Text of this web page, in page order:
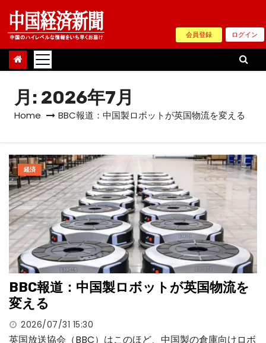
Skip
content
会員登録 ログイン
月: 2026年7月
Home BBC報道：中国製ロボットが英国物流を変える
経済
BBC報道：中国製ロボットが英国物流を
変える
2026/07/31 15:30
英国放送協会（BBC）はこのほど、中国製の倉庫向けロボ